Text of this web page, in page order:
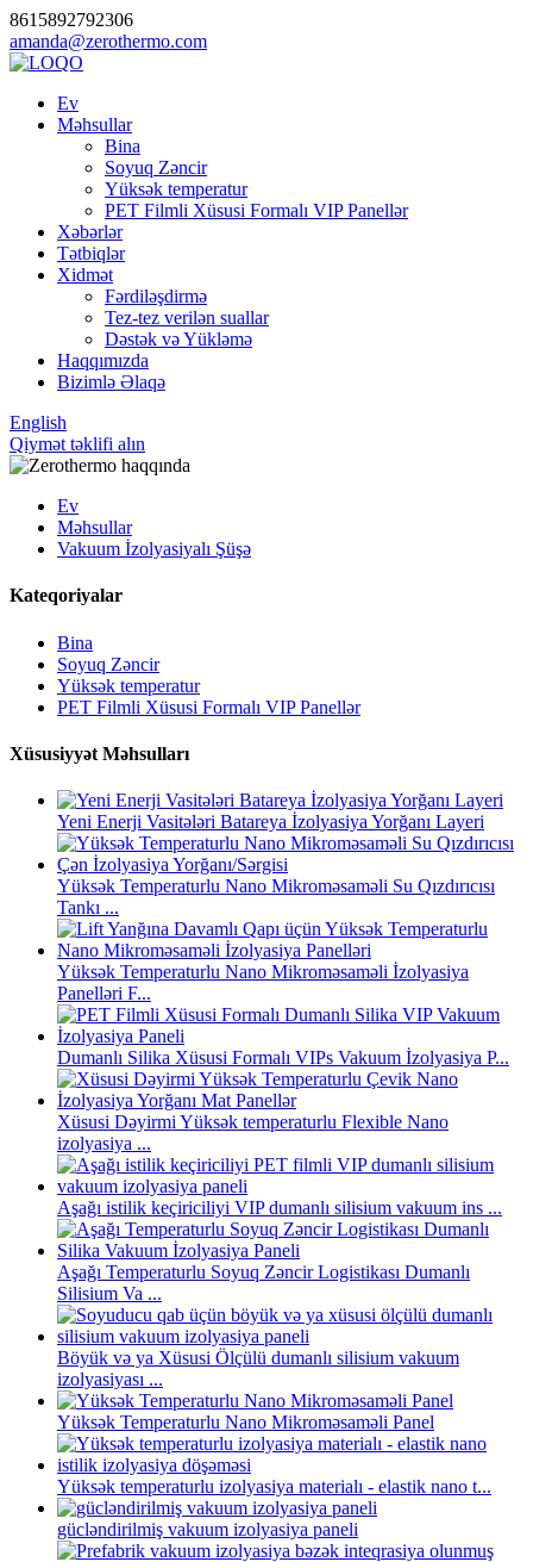
8615892792306
amanda@zerothermo.com
Ev
Məhsullar
Bina
Soyuq Zəncir
Yüksək temperatur
PET Filmli Xüsusi Formalı VIP Panellər
Xəbərlər
Tətbiqlər
Xidmət
Fərdiləşdirmə
Tez-tez verilən suallar
Dəstək və Yükləmə
Haqqımızda
Bizimlə Əlaqə
English
Qiymət təklifi alın
Ev
Məhsullar
Vakuum İzolyasiyalı Şüşə
Kateqoriyalar
Bina
Soyuq Zəncir
Yüksək temperatur
PET Filmli Xüsusi Formalı VIP Panellər
Xüsusiyyət Məhsulları
Yeni Enerji Vasitələri Batareya İzolyasiya Yorğanı Layeri
Yüksək Temperaturlu Nano Mikroməsaməli Su Qızdırıcısı
Tankı ...
Yüksək Temperaturlu Nano Mikroməsaməli İzolyasiya
Panelləri F...
Dumanlı Silika Xüsusi Formalı VIPs Vakuum İzolyasiya P...
Xüsusi Dəyirmi Yüksək temperaturlu Flexible Nano
izolyasiya ...
Aşağı istilik keçiriciliyi VIP dumanlı silisium vakuum ins ...
Aşağı Temperaturlu Soyuq Zəncir Logistikası Dumanlı
Silisium Va ...
Böyük və ya Xüsusi Ölçülü dumanlı silisium vakuum
izolyasiyası ...
Yüksək Temperaturlu Nano Mikroməsaməli Panel
Yüksək temperaturlu izolyasiya materialı - elastik nano t...
gücləndirilmiş vakuum izolyasiya paneli